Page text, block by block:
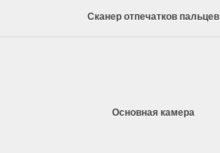
Сканер отпечатков пальцев
Основная камера